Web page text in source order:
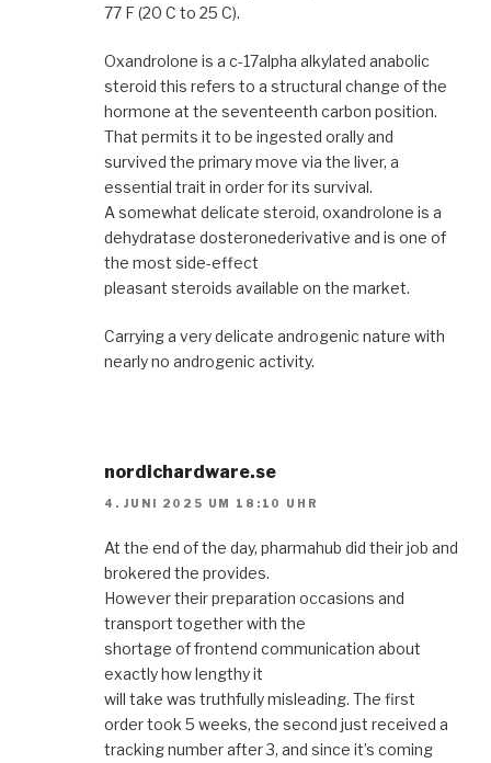
77 F (20 C to 25 C).
Oxandrolone is a c-17alpha alkylated anabolic
steroid this refers to a structural change of the
hormone at the seventeenth carbon position.
That permits it to be ingested orally and
survived the primary move via the liver, a
essential trait in order for its survival.
A somewhat delicate steroid, oxandrolone is a
dehydratase dosteronederivative and is one of
the most side-effect
pleasant steroids available on the market.
Carrying a very delicate androgenic nature with
nearly no androgenic activity.
nordichardware.se
4. JUNI 2025 UM 18:10 UHR
At the end of the day, pharmahub did their job and
brokered the provides.
However their preparation occasions and
transport together with the
shortage of frontend communication about
exactly how lengthy it
will take was truthfully misleading. The first
order took 5 weeks, the second just received a
tracking number after 3, and since it’s coming